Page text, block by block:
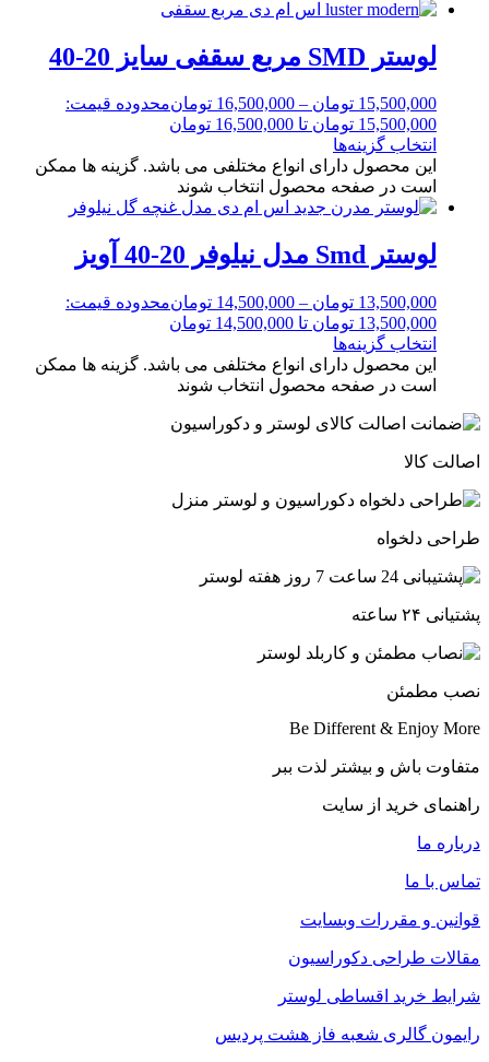
لوستر SMD مربع سقفی سایز 20-40
15,500,000 تومان –
16,500,000 تومانمحدوده قیمت:
15,500,000 تومان تا 16,500,000 تومان
انتخاب گزینه‌ها
این محصول دارای انواع مختلفی می باشد. گزینه ها ممکن
است در صفحه محصول انتخاب شوند
لوستر Smd مدل نیلوفر 20-40 آویز
13,500,000 تومان –
14,500,000 تومانمحدوده قیمت:
13,500,000 تومان تا 14,500,000 تومان
انتخاب گزینه‌ها
این محصول دارای انواع مختلفی می باشد. گزینه ها ممکن
است در صفحه محصول انتخاب شوند
اصالت کالا
طراحی دلخواه
پشتیانی ۲۴ ساعته
نصب مطمئن
Be Different & Enjoy More​
متفاوت باش و بیشتر لذت ببر
راهنمای خرید از سایت
درباره ما
تماس با ما
قوانین و مقررات وبسایت
مقالات طراحی دکوراسیون
شرایط خرید اقساطی لوستر
رایمون گالری شعبه فاز هشت پردیس